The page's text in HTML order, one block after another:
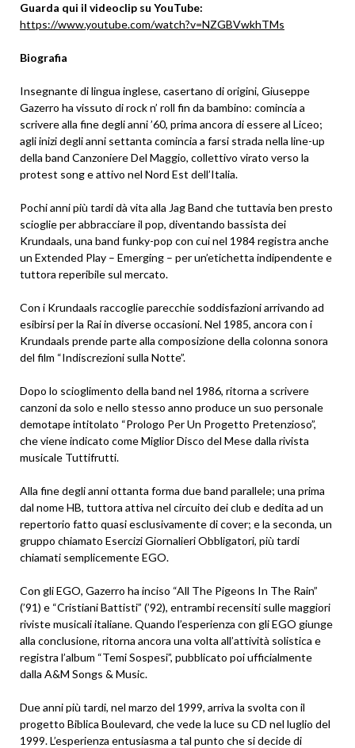
Guarda qui il videoclip su YouTube:
https://www.youtube.com/watch?v=NZGBVwkhTMs
Biografia
Insegnante di lingua inglese, casertano di origini, Giuseppe
Gazerro ha vissuto di rock n’ roll fin da bambino: comincia a
scrivere alla fine degli anni ’60, prima ancora di essere al Liceo;
agli inizi degli anni settanta comincia a farsi strada nella line-up
della band Canzoniere Del Maggio, collettivo virato verso la
protest song e attivo nel Nord Est dell’Italia.
Pochi anni più tardi dà vita alla Jag Band che tuttavia ben presto
scioglie per abbracciare il pop, diventando bassista dei
Krundaals, una band funky-pop con cui nel 1984 registra anche
un Extended Play – Emerging – per un’etichetta indipendente e
tuttora reperibile sul mercato.
Con i Krundaals raccoglie parecchie soddisfazioni arrivando ad
esibirsi per la Rai in diverse occasioni. Nel 1985, ancora con i
Krundaals prende parte alla composizione della colonna sonora
del film “Indiscrezioni sulla Notte”.
Dopo lo scioglimento della band nel 1986, ritorna a scrivere
canzoni da solo e nello stesso anno produce un suo personale
demotape intitolato “Prologo Per Un Progetto Pretenzioso”,
che viene indicato come Miglior Disco del Mese dalla rivista
musicale Tuttifrutti.
Alla fine degli anni ottanta forma due band parallele; una prima
dal nome HB, tuttora attiva nel circuito dei club e dedita ad un
repertorio fatto quasi esclusivamente di cover; e la seconda, un
gruppo chiamato Esercizi Giornalieri Obbligatori, più tardi
chiamati semplicemente EGO.
Con gli EGO, Gazerro ha inciso “All The Pigeons In The Rain”
(’91) e “Cristiani Battisti” (’92), entrambi recensiti sulle maggiori
riviste musicali italiane. Quando l’esperienza con gli EGO giunge
alla conclusione, ritorna ancora una volta all’attività solistica e
registra l’album “Temi Sospesi”, pubblicato poi ufficialmente
dalla A&M Songs & Music.
Due anni più tardi, nel marzo del 1999, arriva la svolta con il
progetto Biblica Boulevard, che vede la luce su CD nel luglio del
1999. L’esperienza entusiasma a tal punto che si decide di